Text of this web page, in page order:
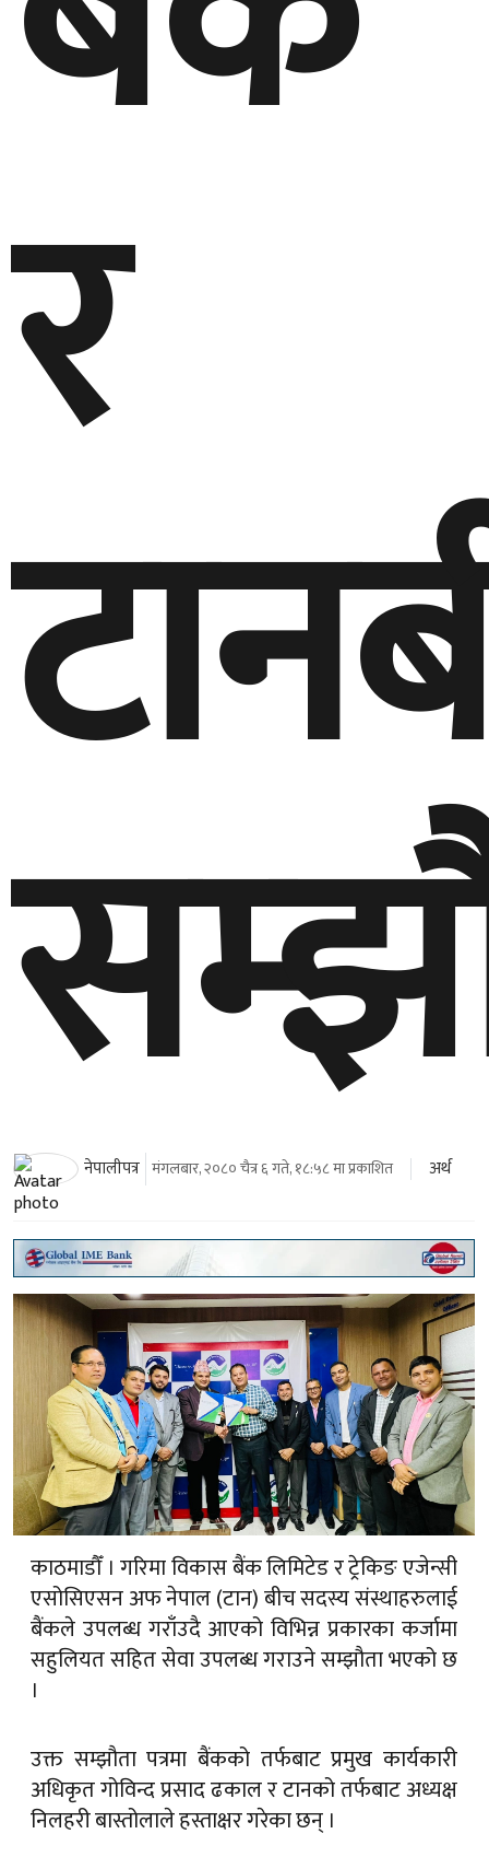
र
नेपालीपत्र मंगलबार, २०८० चैत्र ६ गते, १८:५८ मा प्रकाशित अर्थ
काठमाडौँ । गरिमा विकास बैंक लिमिटेड र ट्रेकिङ एजेन्सी
एसोसिएसन अफ नेपाल (टान) बीच सदस्य संस्थाहरुलाई
बैंकले उपलब्ध गराँउदै आएको विभिन्न प्रकारका कर्जामा
सहुलियत सहित सेवा उपलब्ध गराउने सम्झौता भएको छ
।
उक्त सम्झौता पत्रमा बैंकको तर्फबाट प्रमुख कार्यकारी
अधिकृत गोविन्द प्रसाद ढकाल र टानको तर्फबाट अध्यक्ष
निलहरी बास्तोलाले हस्ताक्षर गरेका छन् ।